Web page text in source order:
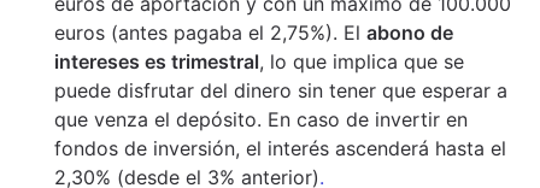
euros (antes pagaba el 2,75%). El abono de
intereses es trimestral, lo que implica que se
puede disfrutar del dinero sin tener que esperar a
que venza el depósito. En caso de invertir en
fondos de inversión, el interés ascenderá hasta el
2,30% (desde el 3% anterior).